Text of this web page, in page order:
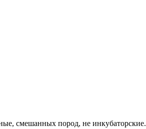
смешанных пород, не инкубаторские.